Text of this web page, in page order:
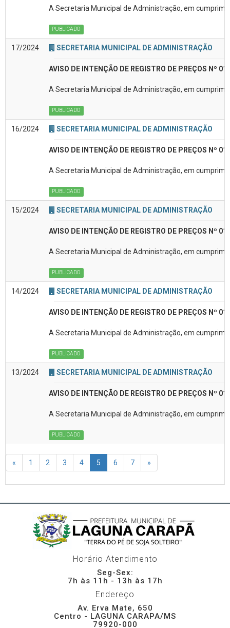
A Secretaria Municipal de Administração, em
PUBLICADO
17/2024 SECRETARIA MUNICIPAL DE ADMINISTRAÇÃO
AVISO DE INTENÇÃO DE REGISTRO DE PREÇOS Nº
A Secretaria Municipal de Administração, em
PUBLICADO
16/2024 SECRETARIA MUNICIPAL DE ADMINISTRAÇÃO
AVISO DE INTENÇÃO DE REGISTRO DE PREÇOS Nº
A Secretaria Municipal de Administração, em
PUBLICADO
15/2024 SECRETARIA MUNICIPAL DE ADMINISTRAÇÃO
AVISO DE INTENÇÃO DE REGISTRO DE PREÇOS Nº
A Secretaria Municipal de Administração, em
PUBLICADO
14/2024 SECRETARIA MUNICIPAL DE ADMINISTRAÇÃO
AVISO DE INTENÇÃO DE REGISTRO DE PREÇOS Nº
A Secretaria Municipal de Administração, em
PUBLICADO
13/2024 SECRETARIA MUNICIPAL DE ADMINISTRAÇÃO
AVISO DE INTENÇÃO DE REGISTRO DE PREÇOS Nº
A Secretaria Municipal de Administração, em
PUBLICADO
« 1 2 3 4 5 6 7 »
Horário Atendimento
Seg-Sex:
7h às 11h - 13h às 17h
Endereço
Av. Erva Mate, 650
Centro - LAGUNA CARAPA/MS
79920-000